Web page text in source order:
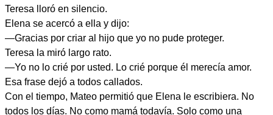
Teresa lloró en silencio.
Elena se acercó a ella y dijo:
—Gracias por criar al hijo que yo no pude proteger.
Teresa la miró largo rato.
—Yo no lo crié por usted. Lo crié porque él merecía amor.
Esa frase dejó a todos callados.
Con el tiempo, Mateo permitió que Elena le escribiera. No
todos los días. No como mamá todavía. Solo como una